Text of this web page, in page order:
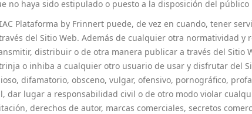
no haya sido estipulado o puesto a la disposición del
Plataforma by Frinnert puede, de vez en cuando, tener
del Sitio Web. Además de cualquier otra normatividad
distribuir o de otra manera publicar a través del Sitio
o inhiba a cualquier otro usuario de usar y disfrutar del
difamatorio, obsceno, vulgar, ofensivo, pornográfico,
dar lugar a responsabilidad civil o de otro modo violar
derechos de autor, marcas comerciales, secretos